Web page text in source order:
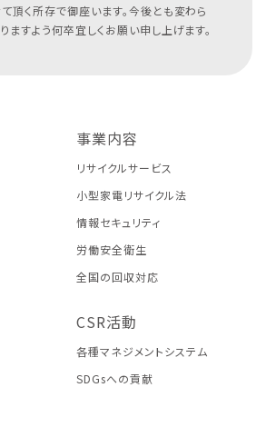
頂く所存で御座います。今後とも変わら
ますよう何卒宜しくお願い申し上げます。
事業内容
リサイクルサービス
小型家電リサイクル法
情報セキュリティ
労働安全衛生
全国の回収対応
CSR活動
各種マネジメントシステム
SDGsへの貢献